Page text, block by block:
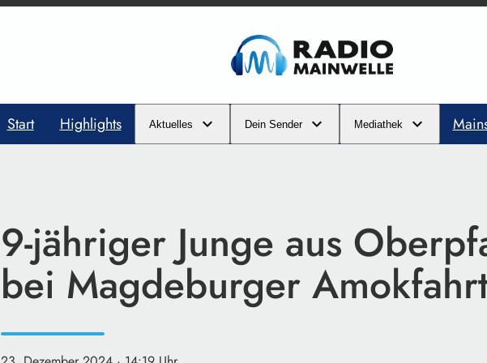
Start Highlights Aktuelles Dein Sender Mediathek
9-jähriger Junge aus
bei Magdeburger